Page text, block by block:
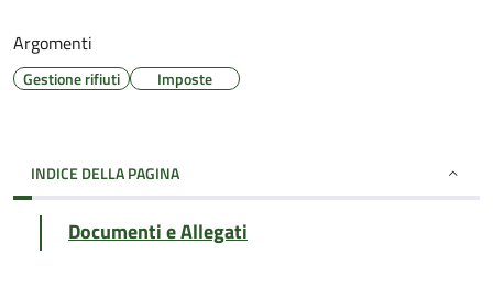
Argomenti
Gestione rifiuti Imposte
INDICE DELLA PAGINA
Documenti e Allegati